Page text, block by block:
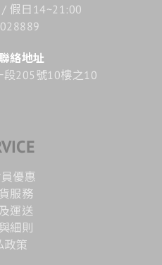
假日14~21:00
絡地址
段205號10樓之10
優惠
服務
運送
細則
政策